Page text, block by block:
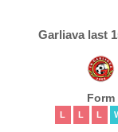
Garliava last
Form
L L L